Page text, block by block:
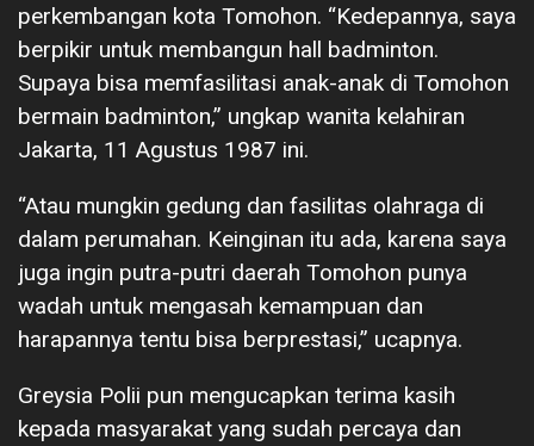
perkembangan kota Tomohon. “Kedepannya, saya
berpikir untuk membangun hall badminton.
Supaya bisa memfasilitasi anak-anak di Tomohon
bermain badminton,” ungkap wanita kelahiran
Jakarta, 11 Agustus 1987 ini.
“Atau mungkin gedung dan fasilitas olahraga di
dalam perumahan. Keinginan itu ada, karena saya
juga ingin putra-putri daerah Tomohon punya
wadah untuk mengasah kemampuan dan
harapannya tentu bisa berprestasi,” ucapnya.
Greysia Polii pun mengucapkan terima kasih
kepada masyarakat yang sudah percaya dan